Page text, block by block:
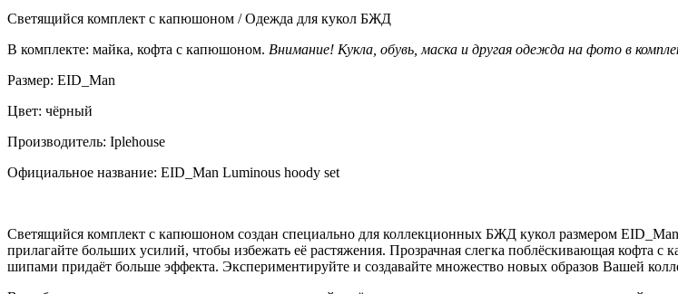
Светящийся комплект с капюшоном / Одежда для кукол БЖД
В комплекте: майка, кофта с капюшоном. Внимание! Кукла, обувь, маска и другая одежда на фото в
Размер: EID_Man
Цвет: чёрный
Производитель: Iplehouse
Официальное название: EID_Man Luminous hoody set
Светящийся комплект с капюшоном создан специально для коллекционных БЖД кукол размером
прилагайте больших усилий, чтобы избежать её растяжения. Прозрачная слегка поблёскивающая кофта
шипами придаёт больше эффекта. Экспериментируйте и создавайте множество новых образов Вашей